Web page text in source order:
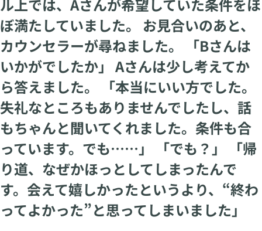
ル上では、Aさんが希望していた条件をほ
ぼ満たしていました。 お見合いのあと、
カウンセラーが尋ねました。 「Bさんは
いかがでしたか」 Aさんは少し考えてか
ら答えました。 「本当にいい方でした。
失礼なところもありませんでしたし、話
もちゃんと聞いてくれました。条件も合
っています。でも……」 「でも？」 「帰
り道、なぜかほっとしてしまったんで
す。会えて嬉しかったというより、“終わ
ってよかった”と思ってしまいました」